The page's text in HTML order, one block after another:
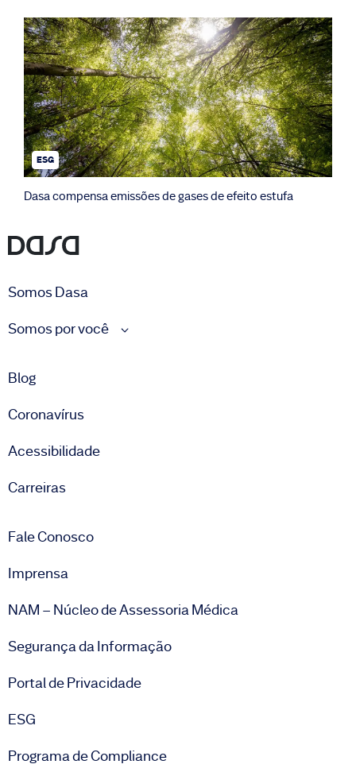
ESG
Dasa compensa emissões de gases de efeito estufa
Somos Dasa
Somos por você
Blog
Coronavírus
Acessibilidade
Carreiras
Fale Conosco
Imprensa
NAM – Núcleo de Assessoria Médica
Segurança da Informação
Portal de Privacidade
ESG
Programa de Compliance